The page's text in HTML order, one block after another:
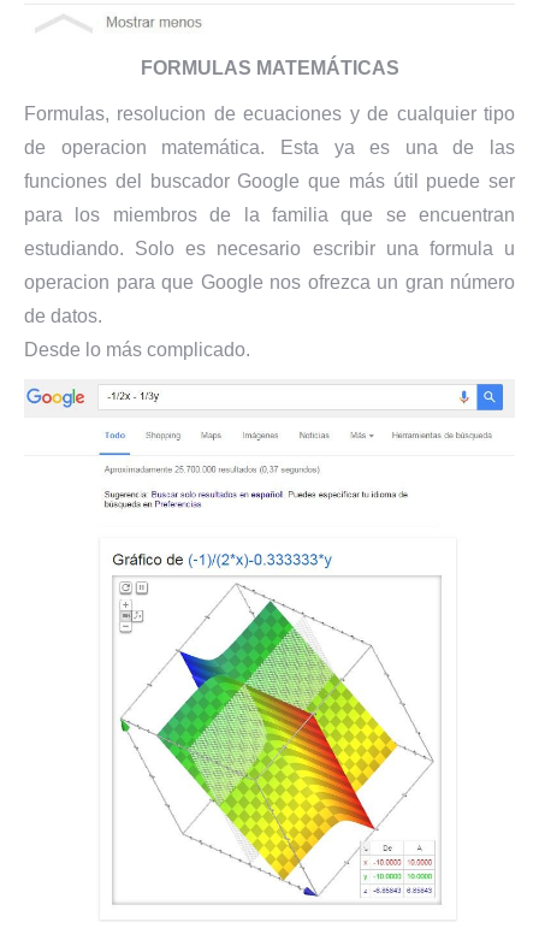
FORMULAS MATEMÁTICAS
Formulas, resolucion de ecuaciones y de cualquier tipo
de operacion matemática. Esta ya es una de las
funciones del buscador Google que más útil puede ser
para los miembros de la familia que se encuentran
estudiando. Solo es necesario escribir una formula u
operacion para que Google nos ofrezca un gran número
de datos.
Desde lo más complicado.